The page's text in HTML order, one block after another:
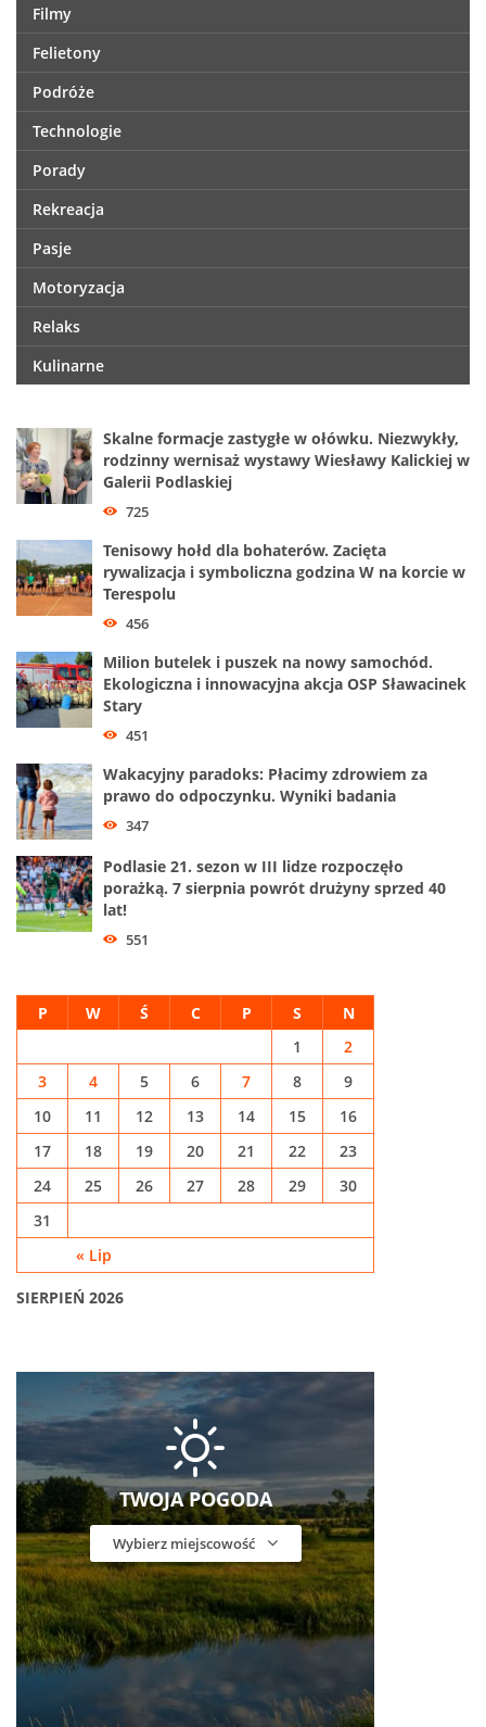
Filmy
Felietony
Podróże
Technologie
Porady
Rekreacja
Pasje
Motoryzacja
Relaks
Kulinarne
Skalne formacje zastygłe w ołówku. Niezwykły,
rodzinny wernisaż wystawy Wiesławy Kalickiej w
Galerii Podlaskiej
725
Tenisowy hołd dla bohaterów. Zacięta
rywalizacja i symboliczna godzina W na korcie w
Terespolu
456
Milion butelek i puszek na nowy samochód.
Ekologiczna i innowacyjna akcja OSP Sławacinek
Stary
451
Wakacyjny paradoks: Płacimy zdrowiem za
prawo do odpoczynku. Wyniki badania
347
Podlasie 21. sezon w III lidze rozpoczęło
porażką. 7 sierpnia powrót drużyny sprzed 40
lat!
551
SIERPIEŃ 2026
P W Ś C P S N
« Lip
1
2
3
4 5 6 7 8
9
10
11 12 13 14 15
16
17
18 19 20 21 22
23
24
25 26 27 28 29
30
31
TWOJA POGODA
Wybierz miejscowość